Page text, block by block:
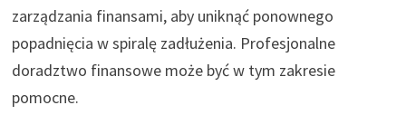
zarządzania finansami, aby uniknąć ponownego
popadnięcia w spiralę zadłużenia. Profesjonalne
doradztwo finansowe może być w tym zakresie
pomocne.